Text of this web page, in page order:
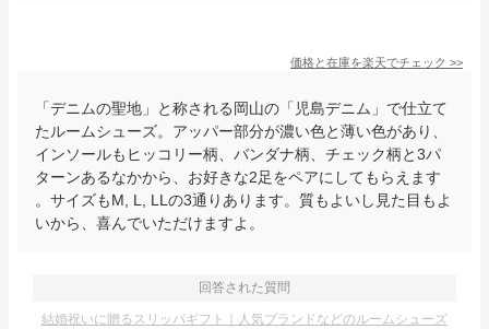
価格と在庫を楽天でチェック >>
「デニムの聖地」と称される岡山の「児島デニム」で仕立て
たルームシューズ。アッパー部分が濃い色と薄い色があり、
インソールもヒッコリー柄、バンダナ柄、チェック柄と3パ
ターンあるなかから、お好きな2足をペアにしてもらえます
。サイズもM, L, LLの3通りあります。質もよいし見た目もよ
いから、喜んでいただけますよ。
回答された質問
結婚祝いに贈るスリッパギフト｜人気ブランドなどのルームシューズ